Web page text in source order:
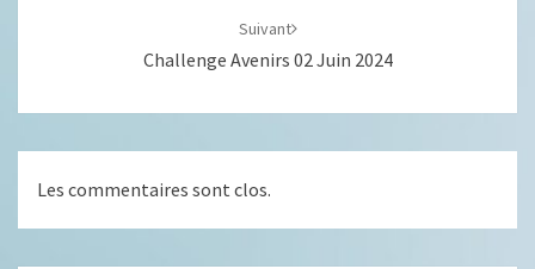
Suivant
Challenge Avenirs 02 Juin 2024
Les commentaires sont clos.